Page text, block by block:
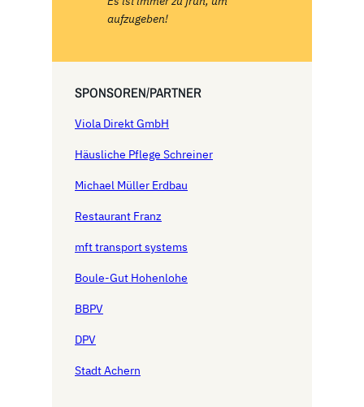
aufzugeben!
SPONSOREN/PARTNER
Viola Direkt GmbH
Häusliche Pflege Schreiner
Michael Müller Erdbau
Restaurant Franz
mft transport systems
Boule-Gut Hohenlohe
BBPV
DPV
Stadt Achern